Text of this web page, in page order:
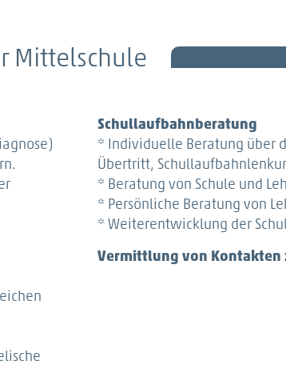
Mittelschule
Schullaufbahnberatung
* Individuelle Beratung über
Übertritt,
* Beratung von Schule und
* Persönliche Beratung von
* Weiterentwicklung der
Vermittlung von Kontakten